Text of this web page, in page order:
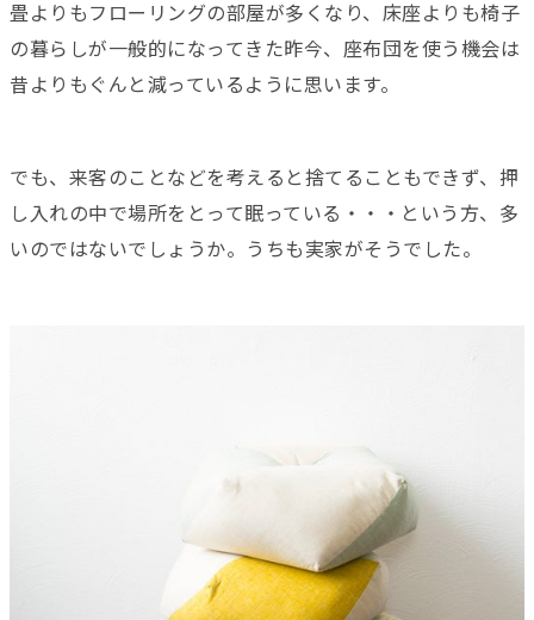
畳よりもフローリングの部屋が多くなり、床座よりも椅子
の暮らしが一般的になってきた昨今、座布団を使う機会は
昔よりもぐんと減っているように思います。
でも、来客のことなどを考えると捨てることもできず、押
し入れの中で場所をとって眠っている・・・という方、多
いのではないでしょうか。うちも実家がそうでした。